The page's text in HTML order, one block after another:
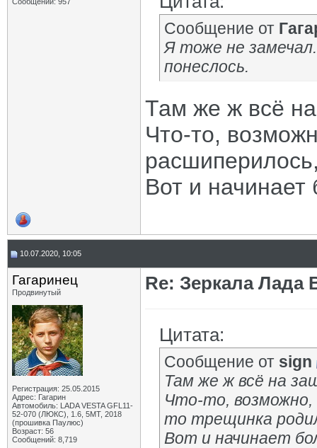
Сообщение от
Я тоже не
понеслось.
Там же ж всё
Что-то,
Вот и начинает
10.07.2020, 10:05
Гагаринец
Продвинутый
Регистрация: 25.05.2015
Адрес: Гагарин
Автомобиль: LADA VESTA GFL11-
52-070 (ЛЮКС), 1.6, 5МТ, 2018
(прошивка Паулюс)
Возраст: 56
Сообщений: 8,719
Re: Зеркала Лада
Цитата:
Сообщение от sign
Там же ж всё на
Что-то, возможно,
то трещинка
Вот и начинает